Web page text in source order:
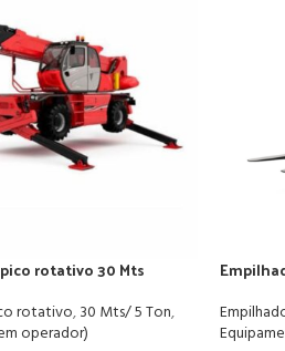
rotativo 30 Mts
rotativo,30 Mts/ 5 Ton,
operador)